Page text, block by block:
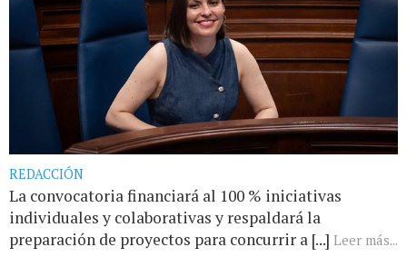
REDACCIÓN
La convocatoria financiará al 100 % iniciativas
individuales y colaborativas y respaldará la
preparación de proyectos para concurrir a [...] Leer más...